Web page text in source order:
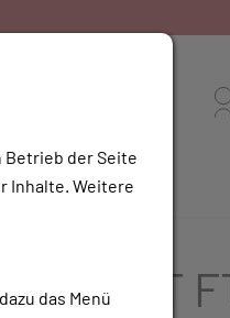
ACT
Betrieb der Seite
Inhalte. Weitere
das Menü